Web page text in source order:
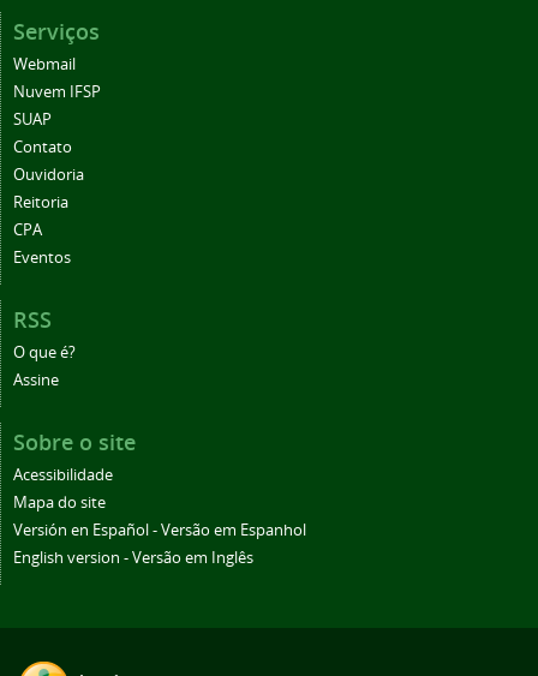
Serviços
Webmail
Nuvem IFSP
SUAP
Contato
Ouvidoria
Reitoria
CPA
Eventos
RSS
O que é?
Assine
Sobre o site
Acessibilidade
Mapa do site
Versión en Español - Versão em Espanhol
English version - Versão em Inglês